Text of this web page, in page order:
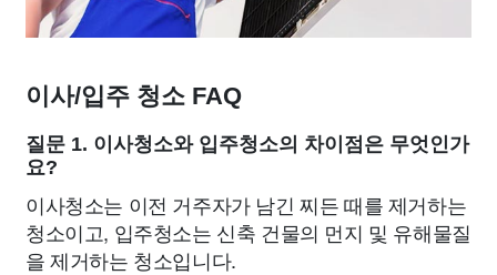
이사/입주 청소 FAQ
질문 1. 이사청소와 입주청소의 차이점은 무엇인가
요?
이사청소는 이전 거주자가 남긴 찌든 때를 제거하는
청소이고, 입주청소는 신축 건물의 먼지 및 유해물질
을 제거하는 청소입니다.